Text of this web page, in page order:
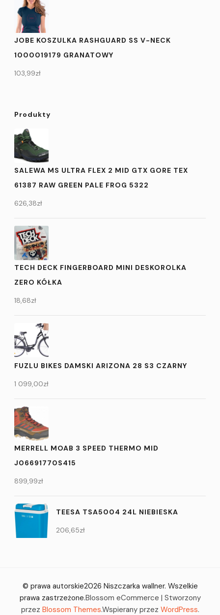
JOBE KOSZULKA RASHGUARD SS V-NECK
1000019179 GRANATOWY
103,99zł
Produkty
SALEWA MS ULTRA FLEX 2 MID GTX GORE TEX
61387 RAW GREEN PALE FROG 5322
626,38zł
TECH DECK FINGERBOARD MINI DESKOROLKA
ZERO KÓŁKA
18,68zł
FUZLU BIKES DAMSKI ARIZONA 28 S3 CZARNY
1 099,00zł
MERRELL MOAB 3 SPEED THERMO MID
J06691770S415
899,99zł
TEESA TSA5004 24L NIEBIESKA
206,65zł
© prawa autorskie2026 Niszczarka wallner. Wszelkie
prawa zastrzeżone.Blossom eCommerce | Stworzony
przez Blossom Themes.Wspierany przez WordPress.